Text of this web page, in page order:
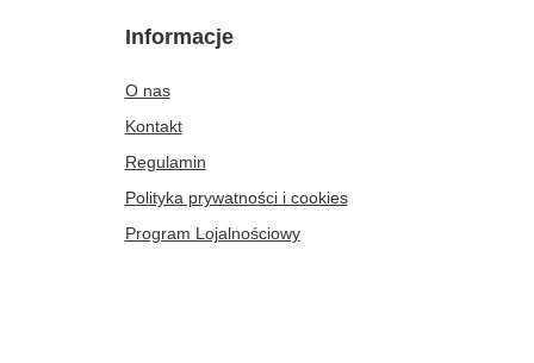
Informacje
O nas
Kontakt
Regulamin
Polityka prywatności i cookies
Program Lojalnościowy